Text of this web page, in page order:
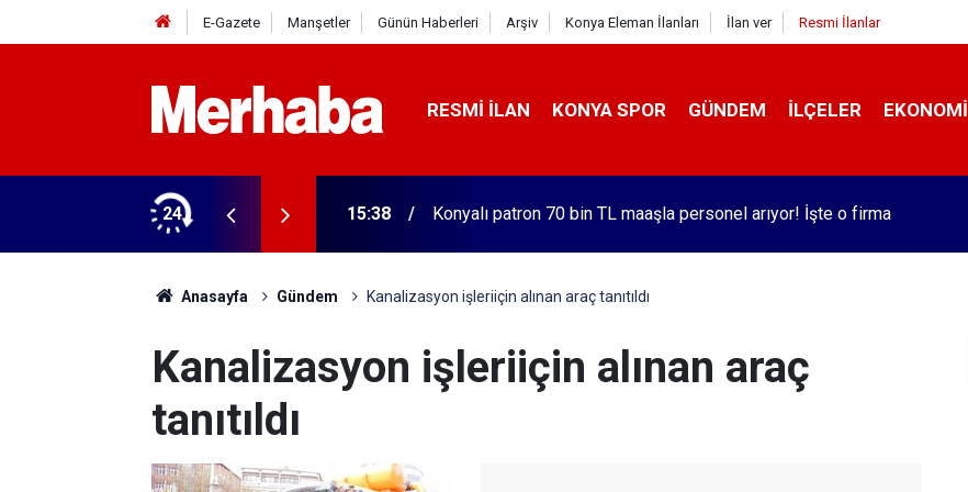
E-Gazete Manşetler Günün Haberleri Arşiv Konya Eleman İlanları İlan ver Resmi İlanlar
RESMI İLAN KONYA SPOR GÜNDEM İLÇELER EKONOMI
24 15:38 Konyalı patron 70 bin TL maaşla personel arıyor! İşte o firma
Anasayfa Gündem Kanalizasyon işleriiçin alınan araç tanıtıldı
Kanalizasyon işleriiçin alınan araç
tanıtıldı